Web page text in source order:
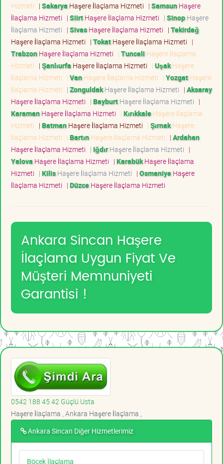
Hizmeti | Sakarya Haşere İlaçlama Hizmeti | SamsunHaşere
İlaçlama Hizmeti | SiirtHaşere İlaçlama Hizmeti | SinopHaşere
İlaçlama Hizmeti | SivasHaşere İlaçlama Hizmeti | Tekirdağ
Haşere İlaçlama Hizmeti | TokatHaşere İlaçlama Hizmeti |
TrabzonHaşere İlaçlama Hizmeti | Tunceli Haşere İlaçlama
Hizmeti | Şanlıurfa Haşere İlaçlama Hizmeti | UşakHaşere
İlaçlama Hizmeti | VanHaşere İlaçlama Hizmeti | YozgatHaşere
İlaçlama Hizmeti | ZonguldakHaşere İlaçlama Hizmeti | Aksaray
Haşere İlaçlama Hizmeti | BayburtHaşere İlaçlama Hizmeti |
KaramanHaşere İlaçlama Hizmeti | KırıkkaleHaşere İlaçlama
Hizmeti | BatmanHaşere İlaçlama Hizmeti | ŞırnakHaşere
İlaçlama Hizmeti | BartınHaşere İlaçlama Hizmeti | Ardahan
Haşere İlaçlama Hizmeti | IğdırHaşere İlaçlama Hizmeti |
Yalova Haşere İlaçlama Hizmeti | KarabükHaşere İlaçlama
Hizmeti | KilisHaşere İlaçlama Hizmeti | OsmaniyeHaşere
İlaçlama Hizmeti | DüzceHaşere İlaçlama Hizmeti
Ankara Sincan Haşere
İlaçlama Uygun Fiyat Ve
Müşteri Memnuniyeti
Garantisi !
0542 188 45 42 Güçlü Usta
Haşere İlaçlama , Ankara Haşere İlaçlama ,
Ankara Sincan Diğer Hizmetlerimiz
Böcek İlaçlama